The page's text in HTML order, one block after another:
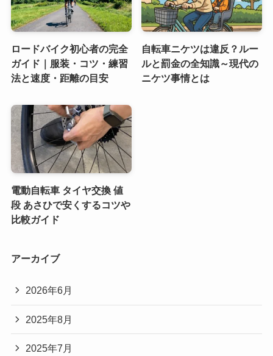
ロードバイク初心者の完全
ガイド｜服装・コツ・練習
法と速度・距離の目安
自転車ニケツは違反？ルー
ルと罰金の全知識～現代の
ニケツ事情とは
電動自転車 タイヤ交換 値
段 あさひで安くするコツや
比較ガイド
アーカイブ
2026年6月
2025年8月
2025年7月